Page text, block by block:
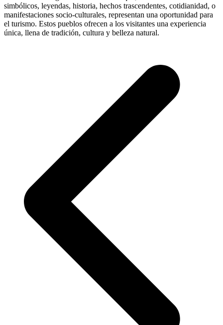
simbólicos, leyendas, historia, hechos trascendentes, cotidianidad, o
manifestaciones socio-culturales, representan una oportunidad para
el turismo. Estos pueblos ofrecen a los visitantes una experiencia
única, llena de tradición, cultura y belleza natural.